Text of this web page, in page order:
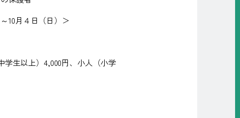
10月４日（日）＞
学生以上）4,000円、小人（小学